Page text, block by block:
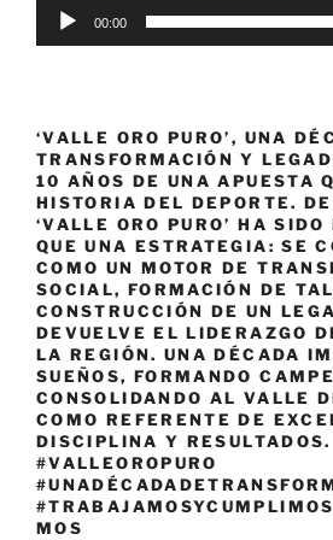
00:00
‘VALLE ORO PURO’, UNA
TRANSFORMACIÓN Y
10 AÑOS DE UNA APUESTA
HISTORIA DEL DEPORTE.
‘VALLE ORO PURO’ HA
QUE UNA ESTRATEGIA: SE
COMO UN MOTOR DE
SOCIAL, FORMACIÓN DE
CONSTRUCCIÓN DE UN
DEVUELVE EL LIDERAZGO
LA REGIÓN. UNA DÉCADA
SUEÑOS, FORMANDO
CONSOLIDANDO AL VALLE
COMO REFERENTE DE
DISCIPLINA Y RESULTADOS.
#VALLEOROPURO
MOS